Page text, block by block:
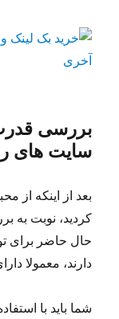
بررسی
سایت های
بعد از اینکه از
کردید، نوبت به
حال حاضر برای
دارند، معمولا
شما باید با